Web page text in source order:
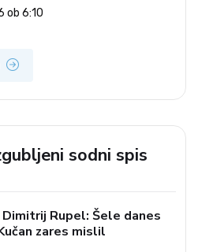
ob 6:10
sodni spis
Dimitrij Rupel: Šele danes
zares mislil